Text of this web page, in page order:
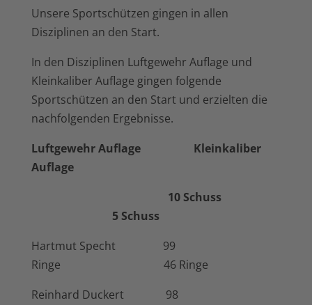
Unsere Sportschützen gingen in allen
Disziplinen an den Start.
In den Disziplinen Luftgewehr Auflage und
Kleinkaliber Auflage gingen folgende
Sportschützen an den Start und erzielten die
nachfolgenden Ergebnisse.
Luftgewehr Auflage Kleinkaliber
Auflage
10 Schuss
5 Schuss
Hartmut Specht 99
Ringe 46 Ringe
Reinhard Duckert 98